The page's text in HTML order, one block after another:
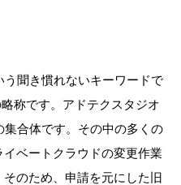
聞き慣れないキーワードで
称です。アドテクスタジオ
合体です。その中の多くの
ベートクラウドの変更作業
のため、申請を元にした旧